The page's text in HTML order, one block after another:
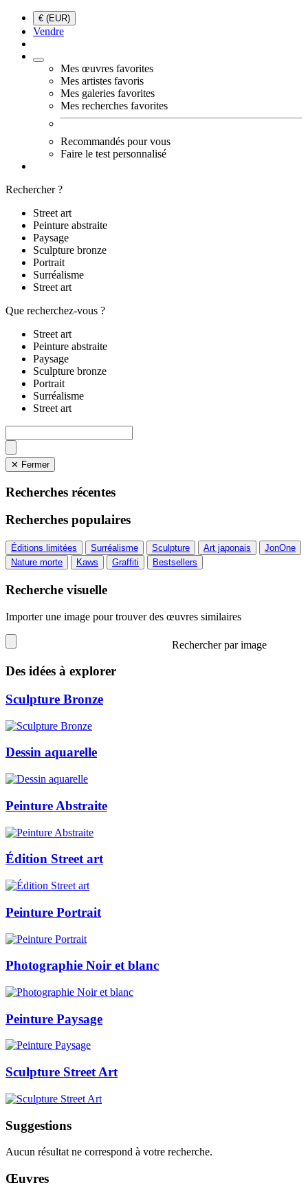
€ (EUR)
Vendre
Mes œuvres favorites
Mes artistes favoris
Mes galeries favorites
Mes recherches favorites
Recommandés pour vous
Faire le test personnalisé
Rechercher ?
Street art
Peinture abstraite
Paysage
Sculpture bronze
Portrait
Surréalisme
Street art
Que recherchez-vous ?
Street art
Peinture abstraite
Paysage
Sculpture bronze
Portrait
Surréalisme
Street art
✕ Fermer
Recherches récentes
Recherches populaires
Éditions limitées Surréalisme Sculpture Art japonais
JonOne
Nature morte
Kaws Graffiti Bestsellers
Recherche visuelle
Importer une image pour trouver des œuvres similaires
Rechercher par image
Des idées à explorer
Sculpture Bronze
Dessin aquarelle
Peinture Abstraite
Édition Street art
Peinture Portrait
Photographie Noir et blanc
Peinture Paysage
Sculpture Street Art
Suggestions
Aucun résultat ne correspond à votre recherche.
Œuvres